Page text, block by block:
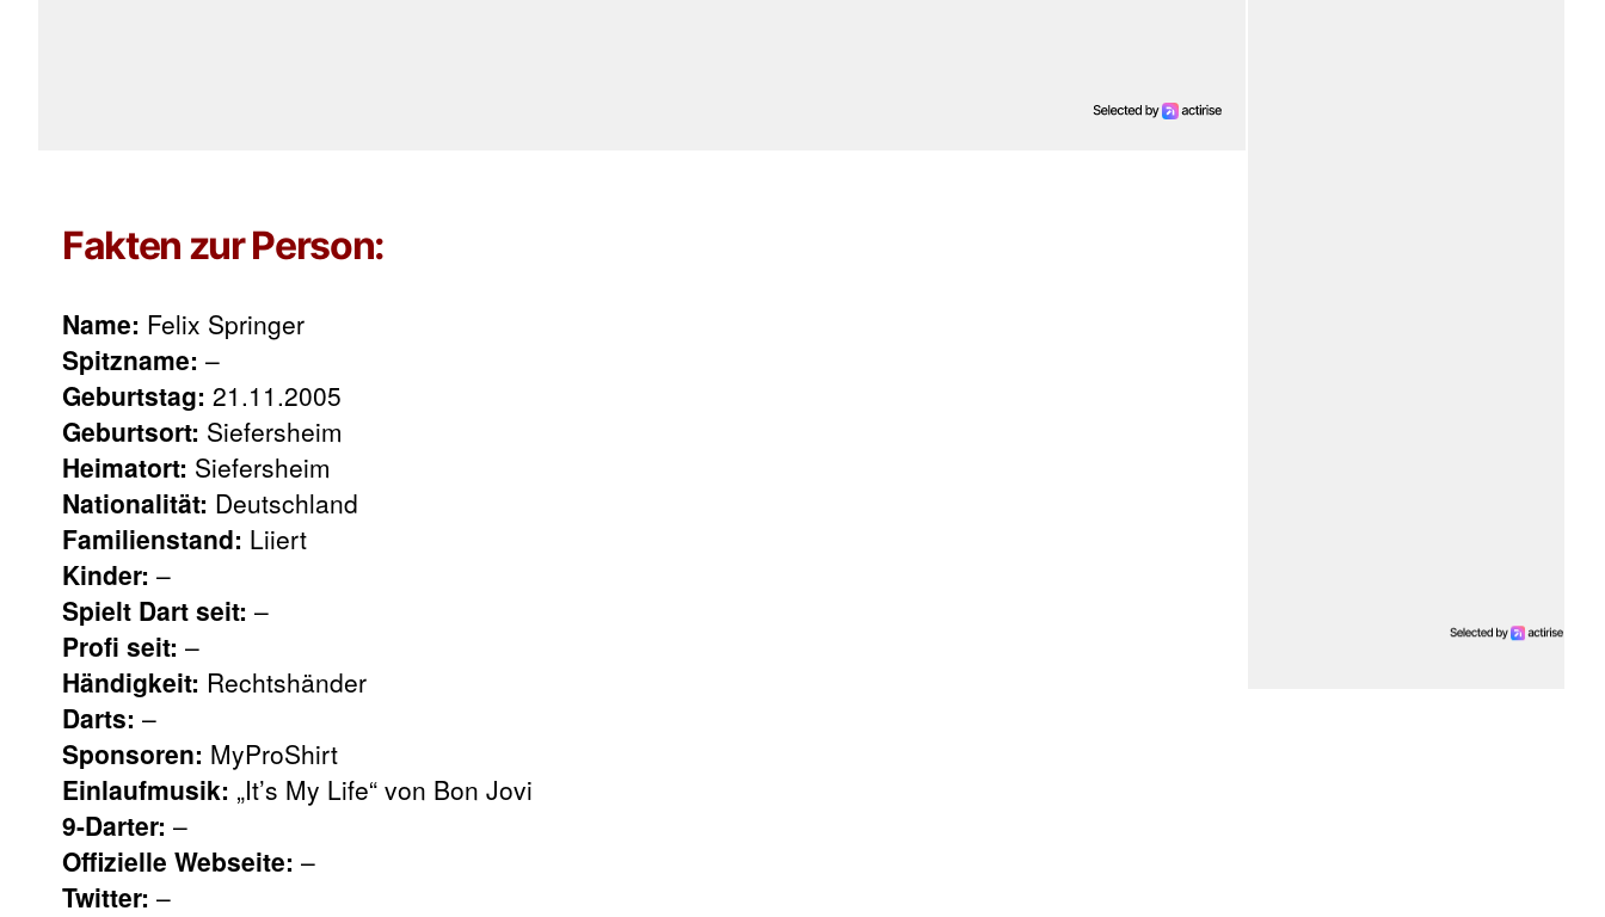
Fakten zur Person:
Name: Felix Springer
Spitzname: –
Geburtstag: 21.11.2005
Geburtsort: Siefersheim
Heimatort: Siefersheim
Nationalität: Deutschland
Familienstand: Liiert
Kinder: –
Spielt Dart seit: –
Profi seit: –
Händigkeit: Rechtshänder
Darts: –
Sponsoren: MyProShirt
Einlaufmusik: „It’s My Life“ von Bon Jovi
9-Darter: –
Offizielle Webseite: –
Twitter: –